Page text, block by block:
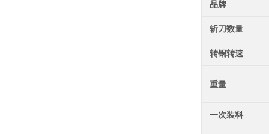
品牌
斩刀数量
转锅转速
重量
一次装料